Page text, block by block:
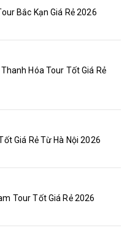
Bắc Kạn Giá Rẻ 2026
Hóa Tour Tốt Giá Rẻ
Giá Rẻ Từ Hà Nội 2026
Tour Tốt Giá Rẻ 2026